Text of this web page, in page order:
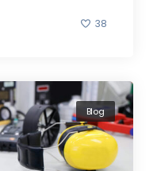
38
Blog